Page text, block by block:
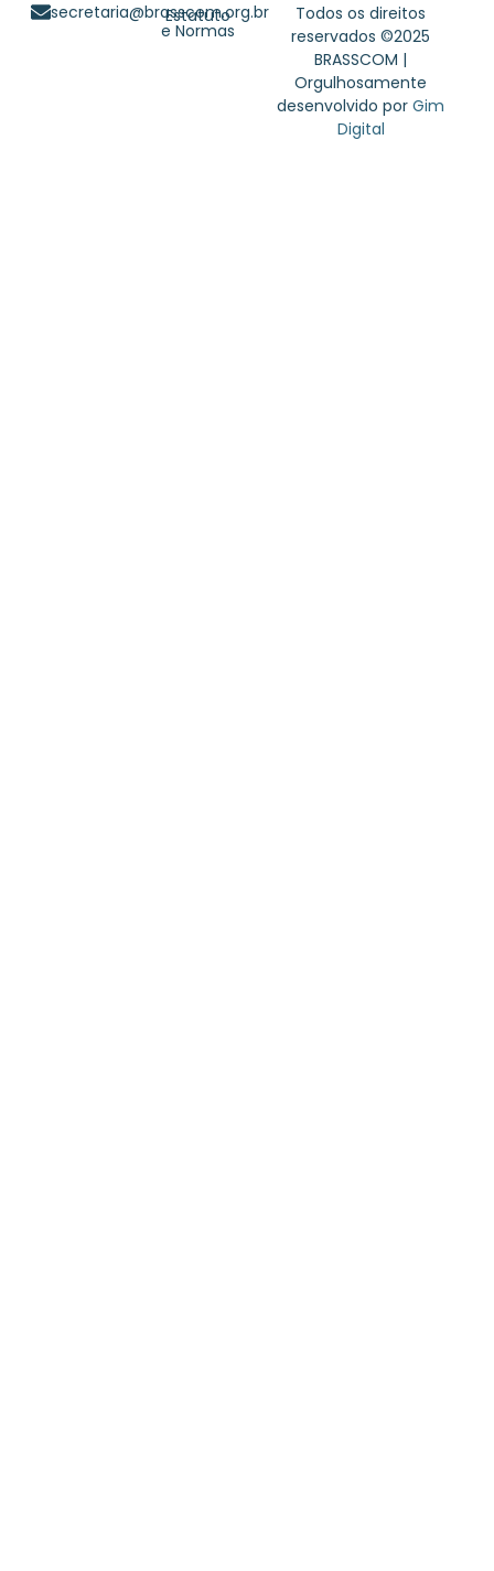
Todos os direitos
reservados ©2025
BRASSCOM |
Orgulhosamente
desenvolvido porGim
Digital
secretaria@brasscom.org.br
Estatuto
e Normas